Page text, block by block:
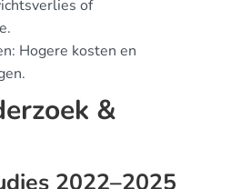
of
Hogere kosten en
&
2022–2025